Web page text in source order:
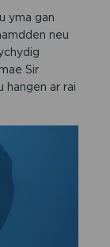
yma gan
neu
Sir
hangen ar rai